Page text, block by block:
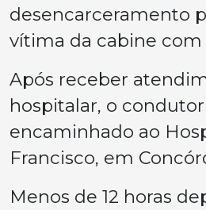
desencarceramento
vítima da cabine com
Após receber
hospitalar, o
encaminhado ao
Francisco, em
Menos de 12 horas